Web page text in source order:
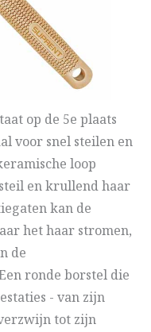
op de 5e plaats
voor snel steilen en
loop
en krullend haar
kan de
het haar stromen,
de
ronde borstel die
- van zijn
tot zijn